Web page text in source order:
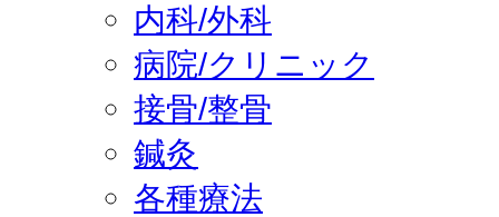
内科/外科
病院/クリニック
接骨/整骨
鍼灸
各種療法